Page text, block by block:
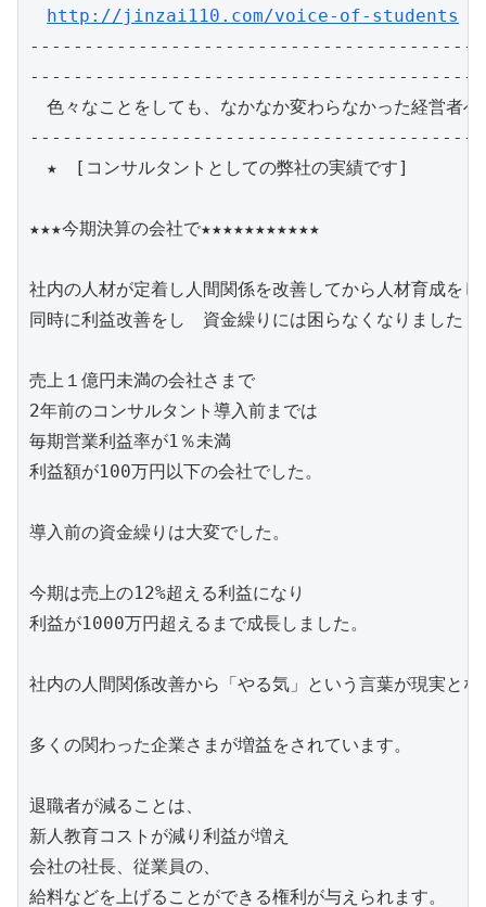
http://jinzai110.com/voice-of-students
色々なことをしても、なかなか変わらなかった経営者へ
★　[コンサルタントとしての弊社の実績です]
★★★今期決算の会社で★★★★★★★★★★★
社内の人材が定着し人間関係を改善してから人材育成をし
同時に利益改善をし　資金繰りには困らなくなりました
売上１億円未満の会社さまで
2年前のコンサルタント導入前までは
毎期営業利益率が1％未満
利益額が100万円以下の会社でした。
導入前の資金繰りは大変でした。
今期は売上の12%超える利益になり
利益が1000万円超えるまで成長しました。
社内の人間関係改善から「やる気」という言葉が現実とな
多くの関わった企業さまが増益をされています。
退職者が減ることは、
新人教育コストが減り利益が増え
会社の社長、従業員の、
給料などを上げることができる権利が与えられます。